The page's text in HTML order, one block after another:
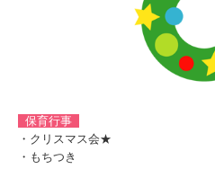
保育行事
・クリスマス会★
・もちつき